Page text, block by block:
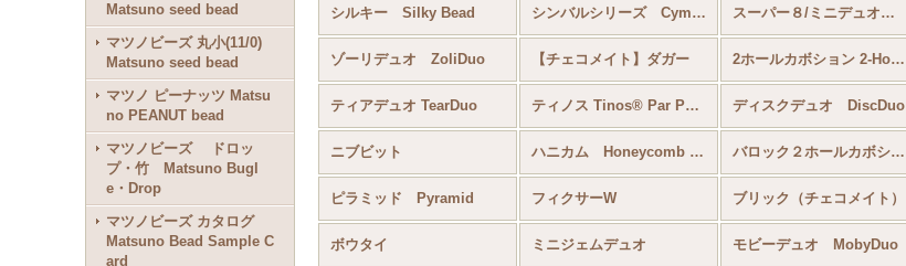
Matsuno seed bead
マツノビーズ 丸小(11/0)
Matsuno seed bead
マツノ ピーナッツ Matsu
no PEANUT bead
マツノビーズ ドロッ
プ・竹 Matsuno Bugl
e・Drop
マツノビーズ カタログ
Matsuno Bead Sample C
ard
シルキー Silky Bead シンバルシリーズ Cymbal スーパー８/ミニデュオ Super8/MiniDuo
ゾーリデュオ ZoliDuo 【チェコメイト】ダガー 2ホールカボション 2-Hole Cabochon
ティアデュオ TearDuo ティノス Tinos® Par Puca® ディスクデュオ DiscDuo
ニブビット ハニカム Honeycomb Bead バロック２ホールカボション
ピラミッド Pyramid フィクサーW ブリック（チェコメイト）
ボウタイ ミニジェムデュオ モビーデュオ MobyDuo